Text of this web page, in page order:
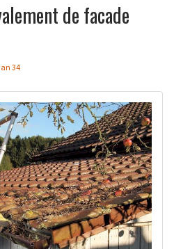
de facade
34